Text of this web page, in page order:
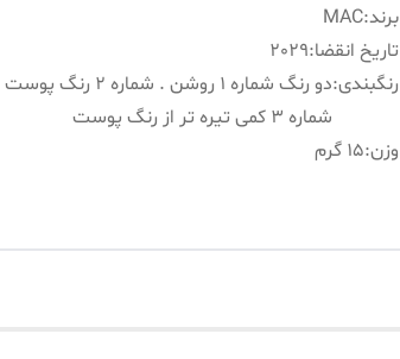
برند:
MAC
تاریخ انقضا:
2029
رنگبندی:
دو رنگ شماره 1 روشن . شماره 2 رنگ
شماره 3 کمی تیره تر از رنگ پوست
وزن:15 گرم